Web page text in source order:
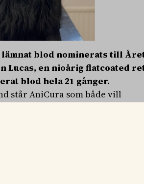
blod nominerats till
Lucas, en nioårig flatcoated
blod hela 21 gånger.
står AniCura som både vill
och räddar liv och inspirerar
blodgivare.
långa tjänst och vilket bättre
fina utmärkelse. Vi hade
våra andra blodgivande
AniCura.